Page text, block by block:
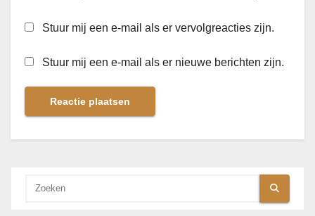
Stuur mij een e-mail als er vervolgreacties zijn.
Stuur mij een e-mail als er nieuwe berichten zijn.